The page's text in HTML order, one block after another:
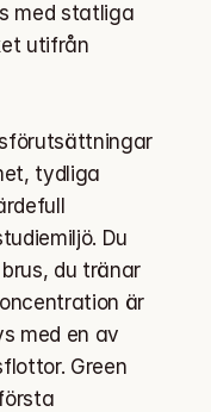
med statliga
utifrån
tydliga
Du
du tränar
är
med en av
Green